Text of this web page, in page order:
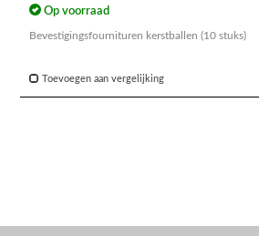
Op voorraad
Bevestigingsfournituren kerstballen (10 stuks)
Toevoegen aan vergelijking